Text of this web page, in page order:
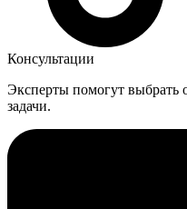
Консультации
Эксперты помогут выбрать
задачи.